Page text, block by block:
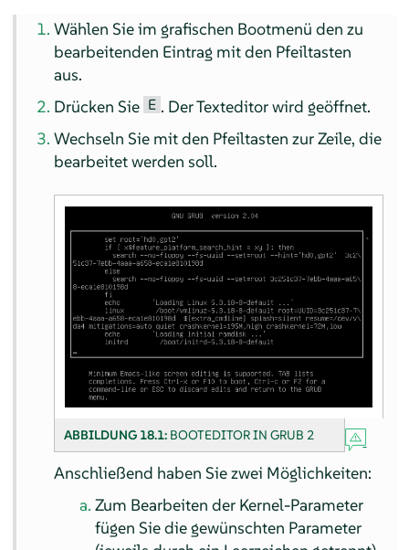
Wählen Sie im grafischen Bootmenü den zu
bearbeitenden Eintrag mit den Pfeiltasten
aus.
Drücken Sie E . Der Texteditor wird geöffnet.
Wechseln Sie mit den Pfeiltasten zur Zeile, die
bearbeitet werden soll.
ABBILDUNG 18.1: BOOTEDITOR IN GRUB 2
Anschließend haben Sie zwei Möglichkeiten:
Zum Bearbeiten der Kernel-Parameter
fügen Sie die gewünschten Parameter